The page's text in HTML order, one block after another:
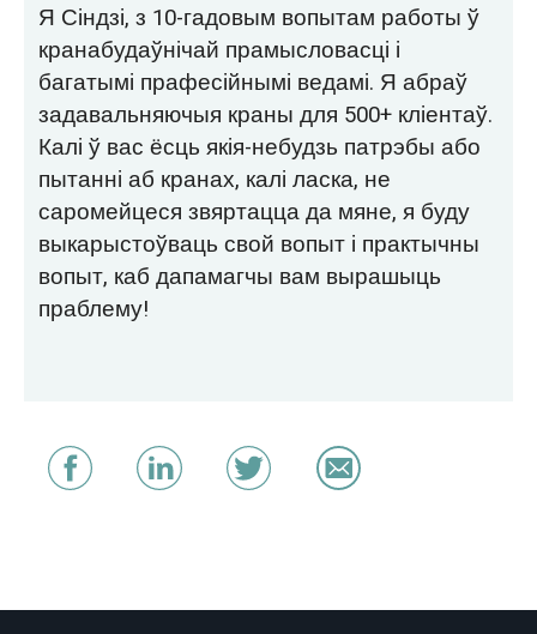
Я Сіндзі, з 10-гадовым вопытам работы ў
кранабудаўнічай прамысловасці і
багатымі прафесійнымі ведамі. Я абраў
задавальняючыя краны для 500+ кліентаў.
Калі ў вас ёсць якія-небудзь патрэбы або
пытанні аб кранах, калі ласка, не
саромейцеся звяртацца да мяне, я буду
выкарыстоўваць свой вопыт і практычны
вопыт, каб дапамагчы вам вырашыць
праблему!